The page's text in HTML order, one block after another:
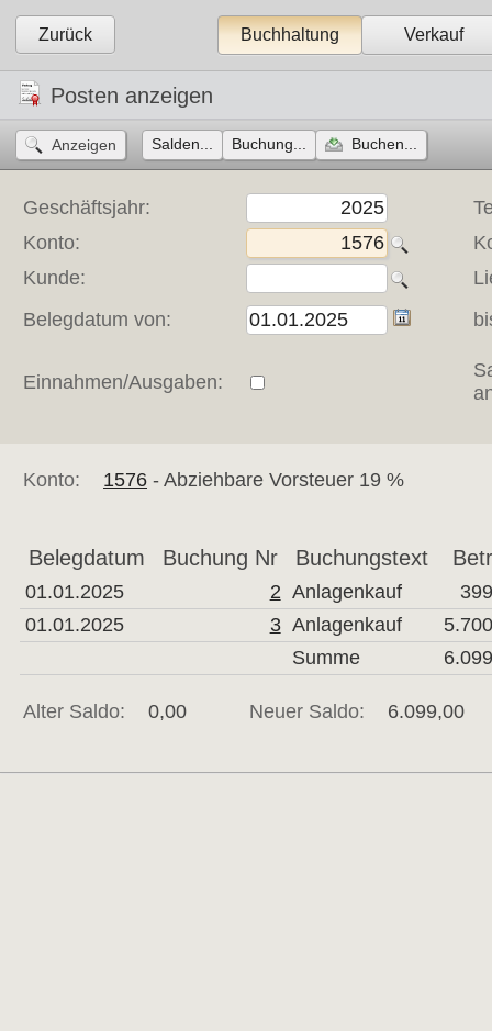
Zurück Buchhaltung Verkauf
Posten anzeigen
Salden... Buchung... Buchen...
Geschäftsjahr:
Konto:
Kunde:
Belegdatum von:
Einnahmen/Ausgaben:
Konto: 1576 - Abziehbare Vorsteuer 19 %
Belegdatum Buchung Nr Buchungstext
01.01.2025 2 Anlagenkauf
01.01.2025
3 Anlagenkauf
Summe
Alter Saldo: 0,00 Neuer Saldo: 6.099,00